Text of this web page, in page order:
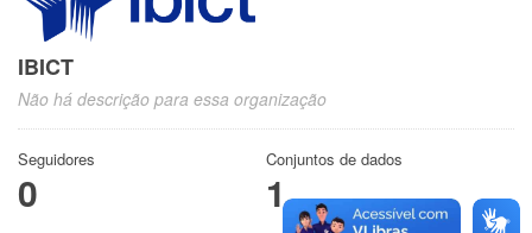
IBICT
Não há descrição para essa organização
Seguidores
0
Conjuntos de dados
1